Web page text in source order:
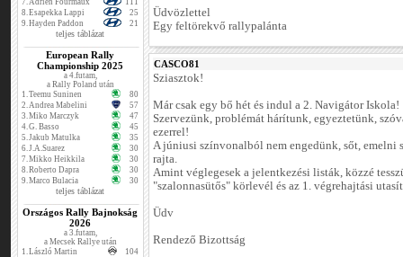
7.Adrien Fourmaux
111
8.Esapekka Lappi
25
9.Hayden Paddon 21
teljes táblázat
European Rally
Championship 2025
a 4.futam,
a Rally Poland után
1.Teemu Suninen
80
2.Andrea Mabelini
57
3.Miko Marczyk
47
4.G. Basso
45
5.Jakub Matulka
35
6.J.A.Suarez
30
7.Mikko Heikkila
30
8.Roberto Dapra
30
9.Marco Bulacia 30
teljes táblázat
Országos Rally Bajnokság
2026
a 3.futam,
a Mecsek Rallye után
1.László Martin
104
Üdvözlettel
Egy feltörekvő rallypalánta
CASCO81
Sziasztok!
Már csak egy bő hét és indul a 2. Navigátor Iskola!
Szervezünk, problémát hárítunk, egyeztetünk,
ezerrel!
A júniusi színvonalból nem engedünk, sőt, emelni
rajta.
Amint véglegesek a jelentkezési listák, közzé
"szalonnasütős" körlevél és az 1. végrehajtási
Üdv
Rendező Bizottság